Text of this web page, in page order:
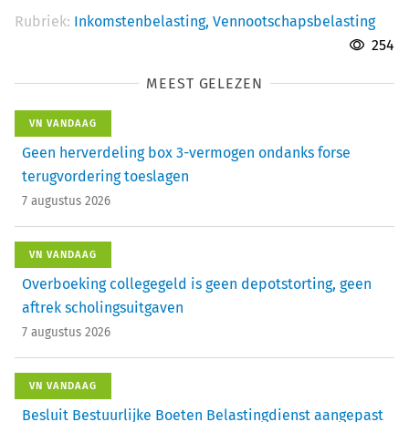
Rubriek: Inkomstenbelasting, Vennootschapsbelasting
254
MEEST GELEZEN
VN VANDAAG
Geen herverdeling box 3-vermogen ondanks forse
terugvordering toeslagen
7 augustus 2026
VN VANDAAG
Overboeking collegegeld is geen depotstorting, geen
aftrek scholingsuitgaven
7 augustus 2026
VN VANDAAG
Besluit Bestuurlijke Boeten Belastingdienst aangepast